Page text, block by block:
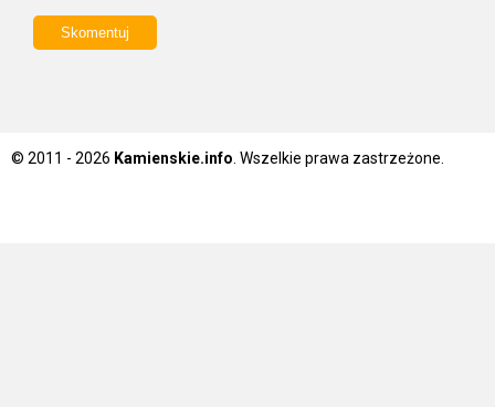
© 2011 - 2026 Kamienskie.info . Wszelkie prawa zastrzeżone.